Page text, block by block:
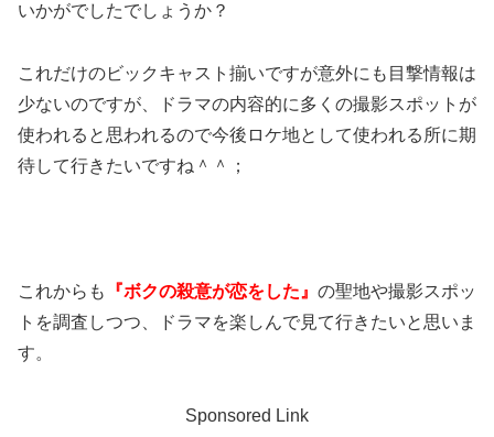
いかがでしたでしょうか？
これだけのビックキャスト揃いですが意外にも目撃情報は
少ないのですが、ドラマの内容的に多くの撮影スポットが
使われると思われるので今後ロケ地として使われる所に期
待して行きたいですね＾＾；
これからも 『ボクの殺意が恋をした』 の聖地や撮影スポッ
トを調査しつつ、ドラマを楽しんで見て行きたいと思いま
す。
Sponsored Link